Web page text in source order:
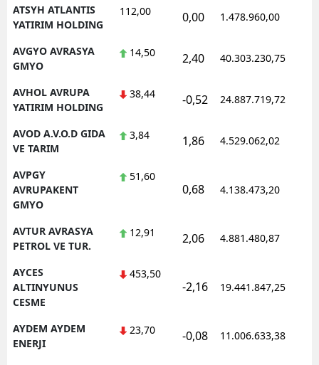
ATSYH ATLANTIS
YATIRIM HOLDING
112,00 0,00 1.478.960,00
AVGYO AVRASYA
GMYO
14,50 2,40 40.303.230,75
AVHOL AVRUPA
YATIRIM HOLDING
38,44 -0,52 24.887.719,72
AVOD A.V.O.D GIDA
VE TARIM
3,84 1,86 4.529.062,02
AVPGY
AVRUPAKENT
GMYO
51,60
0,68 4.138.473,20
AVTUR AVRASYA
PETROL VE TUR.
12,91 2,06 4.881.480,87
AYCES
ALTINYUNUS
CESME
453,50
-2,16 19.441.847,25
AYDEM AYDEM
ENERJI
23,70 -0,08 11.006.633,38